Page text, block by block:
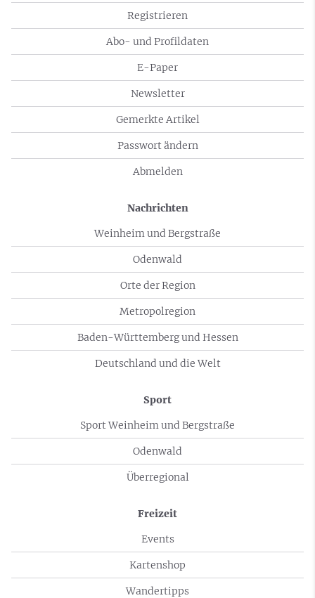
Registrieren
Abo- und Profildaten
E-Paper
Newsletter
Gemerkte Artikel
Passwort ändern
Abmelden
Nachrichten
Weinheim und Bergstraße
Odenwald
Orte der Region
Metropolregion
Baden-Württemberg und Hessen
Deutschland und die Welt
Sport
Sport Weinheim und Bergstraße
Odenwald
Überregional
Freizeit
Events
Kartenshop
Wandertipps